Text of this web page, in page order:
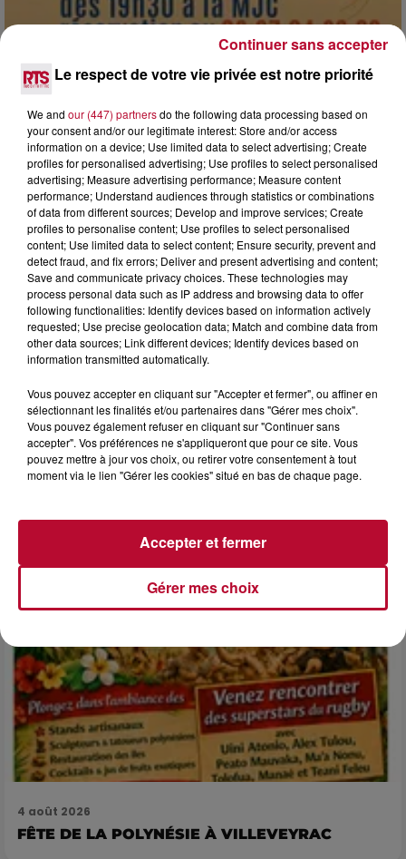
7 août 2026
DINER CONCERT À LA MJC DE MARSEILLAN
6 août 2026
NÎMES : « LE RÊVE DU GLADIATEUR » INVESTIT
LES ARÈNES CES 3...
Après un franc succès l'été dernier, le spectacle « Le Rêve
4 août 2026
FÊTE DE LA POLYNÉSIE À VILLEVEYRAC
Le respect de votre vie privée est notre priorité
We and our (447) partnersdo the following data processing based on
your consent and/or our legitimate interest: Store and/or access
information on a device; Use limited data to select advertising; Create
profiles for personalised advertising; Use profiles to select personalised
advertising; Measure advertising performance; Measure content
performance; Understand audiences through statistics or combinations
of data from different sources; Develop and improve services; Create
profiles to personalise content; Use profiles to select personalised
content; Use limited data to select content; Ensure security, prevent and
detect fraud, and fix errors; Deliver and present advertising and content;
Save and communicate privacy choices. These technologies may
process personal data such as IP address and browsing data to offer
following functionalities: Identify devices based on information actively
requested; Use precise geolocation data; Match and combine data from
other data sources; Link different devices; Identify devices based on
information transmitted automatically.
Vous pouvez accepter en cliquant sur "Accepter et fermer", ou affiner en
sélectionnant les finalités et/ou partenaires dans "Gérer mes choix".
Vous pouvez également refuser en cliquant sur "Continuer sans
accepter". Vos préférences ne s'appliqueront que pour ce site. Vous
pouvez mettre à jour vos choix, ou retirer votre consentement à tout
moment via le lien "Gérer les cookies" situé en bas de chaque page.
Gérer mes choix
Accepter et fermer
Continuer sans accepter